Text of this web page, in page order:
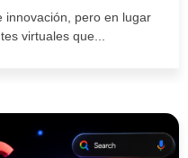
innovación, pero en lugar
virtuales que...